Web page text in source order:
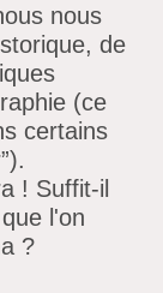
nous
de
(ce
certains
! Suffit-il
l'on
?